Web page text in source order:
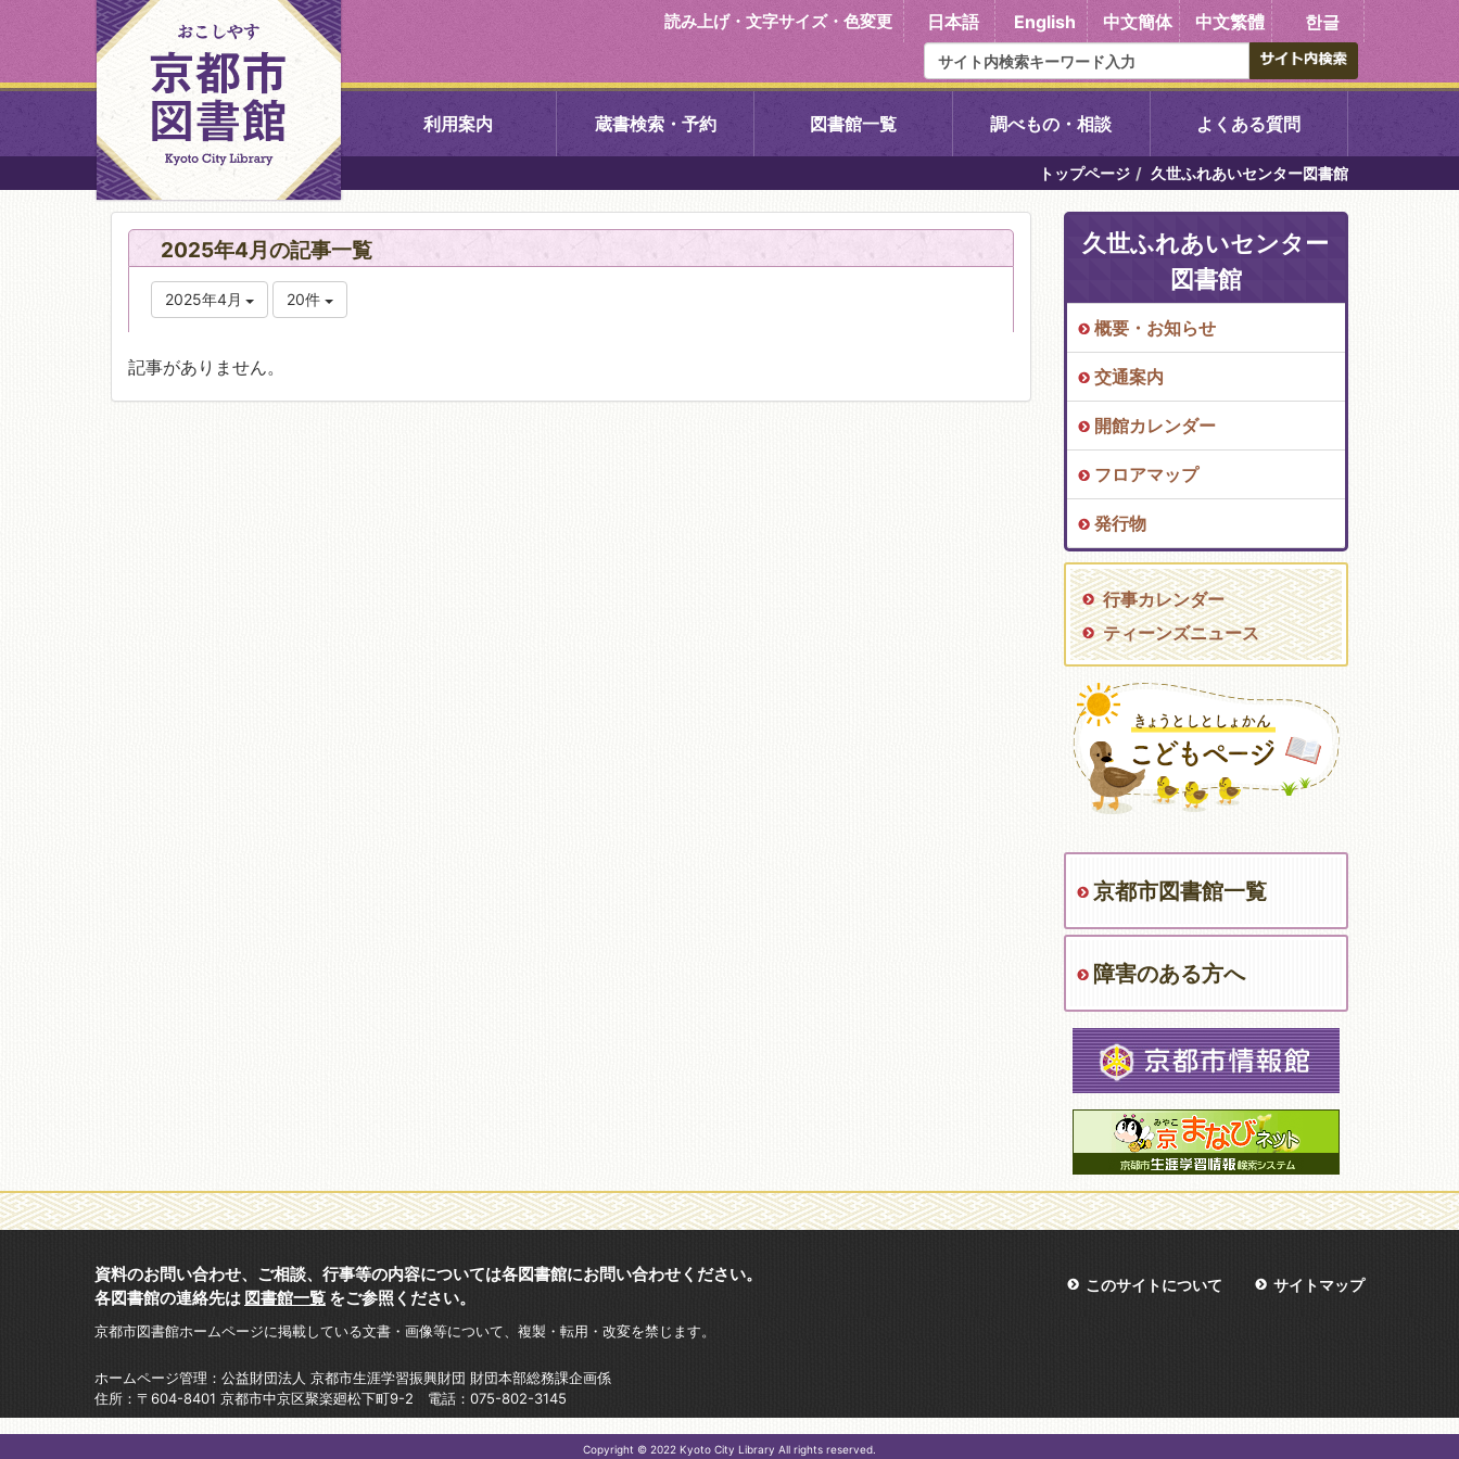
読み上げ・文字サイズ・色変更 日本語 English 中文簡体 中文繁體 한글
利用案内 蔵書検索・予約 図書館一覧
中央図書館 右京中央図書館 伏見中央図書館 醍醐中央図書館
東山図書館
吉祥院図書館
書館
向島図書館
コミュニティプラザ深草
図書館
調べもの・相談 よくある質問
トップページ 久世ふれあいセンター図書館
2025年4月の記事一覧
2025年4月 20件
記事がありません。
久世ふれあいセンター
図書館
概要・お知らせ
交通案内
開館カレンダー
フロアマップ
発行物
行事カレンダー
ティーンズニュース
京都市図書館一覧
障害のある方へ
このサイトについて サイトマップ
資料のお問い合わせ、ご相談、行事等の内容については各図書館にお問い合わせください。
各図書館の連絡先は 図書館一覧 をご参照ください。
京都市図書館ホームページに掲載している文書・画像等について、複製・転用・改変を禁じます。
ホームページ管理：公益財団法人 京都市生涯学習振興財団 財団本部総務課企画係
住所：〒604-8401 京都市中京区聚楽廻松下町9-2 電話：075-802-3145
Copyright © 2022 Kyoto City Library All rights reserved.